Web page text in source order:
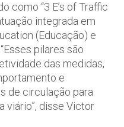
como “3 E’s of Traffic
integrada em
(Educação) e
pilares são
das medidas,
e
de circulação para
viário”, disse Victor